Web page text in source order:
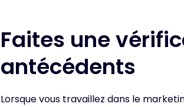
Faites une
antécédents
Lorsque vous travaillez dans le